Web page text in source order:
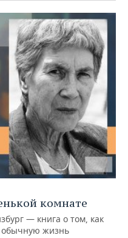
комнате
— книга о том, как
обычную жизнь